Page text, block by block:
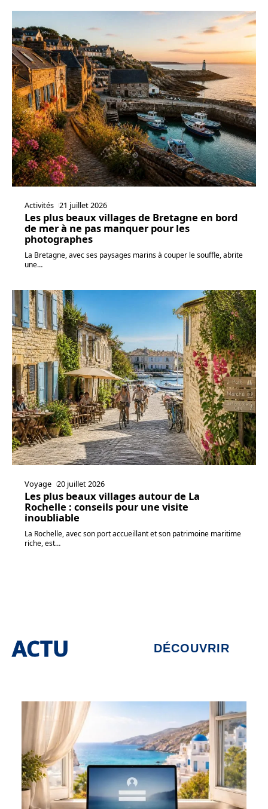
Activités 21 juillet 2026
Les plus beaux villages de Bretagne en bord
de mer à ne pas manquer pour les
photographes
La Bretagne, avec ses paysages marins à couper le souffle, abrite
une…
Voyage 20 juillet 2026
Les plus beaux villages autour de La
Rochelle : conseils pour une visite
inoubliable
La Rochelle, avec son port accueillant et son patrimoine maritime
riche, est…
ACTU DÉCOUVRIR